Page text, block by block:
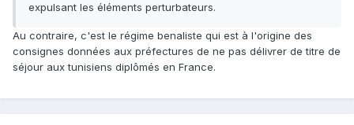
expulsant les éléments perturbateurs.
Au contraire, c'est le régime benaliste qui est à l'origine des
consignes données aux préfectures de ne pas délivrer de titre de
séjour aux tunisiens diplômés en France.